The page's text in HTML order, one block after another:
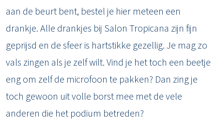
aan de beurt bent, bestel je hier meteen een
drankje. Alle drankjes bij Salon Tropicana zijn fijn
geprijsd en de sfeer is hartstikke gezellig. Je mag zo
vals zingen als je zelf wilt. Vind je het toch een beetje
eng om zelf de microfoon te pakken? Dan zing je
toch gewoon uit volle borst mee met de vele
anderen die het podium betreden?